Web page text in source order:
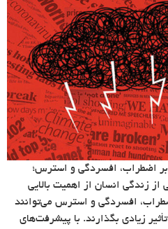
اضطراب، افسردگی و استرس؛
زندگی انسان از اهمیت بالایی
افسردگی و استرس می‌توانند
زیادی بگذارند. با پیشرفت‌های